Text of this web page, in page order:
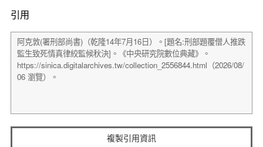
引用
複製引用資訊